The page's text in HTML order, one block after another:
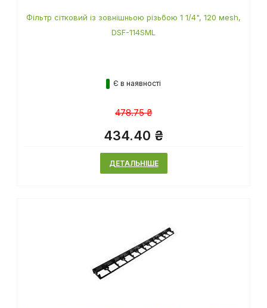
Фільтр сітковий із зовнішньою різьбою 1 1/4", 120 мesh,
DSF-114SML
Є в наявності
478.75 ₴
434.40 ₴
ДЕТАЛЬНІШЕ